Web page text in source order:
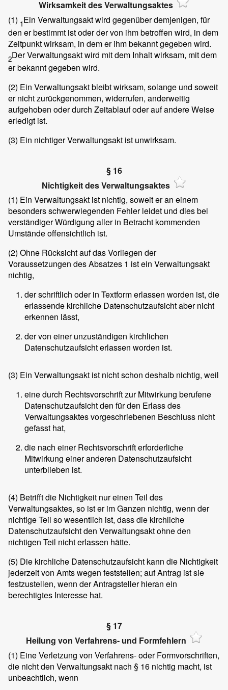
Wirksamkeit des Verwaltungsaktes
(1) 1Ein Verwaltungsakt wird gegenüber demjenigen, für
den er bestimmt ist oder der von ihm betroffen wird, in dem
Zeitpunkt wirksam, in dem er ihm bekannt gegeben wird.
2Der Verwaltungsakt wird mit dem Inhalt wirksam, mit dem
er bekannt gegeben wird.
(2) Ein Verwaltungsakt bleibt wirksam, solange und soweit
er nicht zurückgenommen, widerrufen, anderweitig
aufgehoben oder durch Zeitablauf oder auf andere Weise
erledigt ist.
(3) Ein nichtiger Verwaltungsakt ist unwirksam.
§ 16
Nichtigkeit des Verwaltungsaktes
(1) Ein Verwaltungsakt ist nichtig, soweit er an einem
besonders schwerwiegenden Fehler leidet und dies bei
verständiger Würdigung aller in Betracht kommenden
Umstände offensichtlich ist.
(2) Ohne Rücksicht auf das Vorliegen der
Voraussetzungen des Absatzes 1 ist ein Verwaltungsakt
nichtig,
der schriftlich oder in Textform erlassen worden ist, die
erlassende kirchliche Datenschutzaufsicht aber nicht
erkennen lässt,
der von einer unzuständigen kirchlichen
Datenschutzaufsicht erlassen worden ist.
(3) Ein Verwaltungsakt ist nicht schon deshalb nichtig, weil
eine durch Rechtsvorschrift zur Mitwirkung berufene
Datenschutzaufsicht den für den Erlass des
Verwaltungsaktes vorgeschriebenen Beschluss nicht
gefasst hat,
die nach einer Rechtsvorschrift erforderliche
Mitwirkung einer anderen Datenschutzaufsicht
unterblieben ist.
(4) Betrifft die Nichtigkeit nur einen Teil des
Verwaltungsaktes, so ist er im Ganzen nichtig, wenn der
nichtige Teil so wesentlich ist, dass die kirchliche
Datenschutzaufsicht den Verwaltungsakt ohne den
nichtigen Teil nicht erlassen hätte.
(5) Die kirchliche Datenschutzaufsicht kann die Nichtigkeit
jederzeit von Amts wegen feststellen; auf Antrag ist sie
festzustellen, wenn der Antragsteller hieran ein
berechtigtes Interesse hat.
§ 17
Heilung von Verfahrens- und Formfehlern
(1) Eine Verletzung von Verfahrens- oder Formvorschriften,
die nicht den Verwaltungsakt nach § 16 nichtig macht, ist
unbeachtlich, wenn